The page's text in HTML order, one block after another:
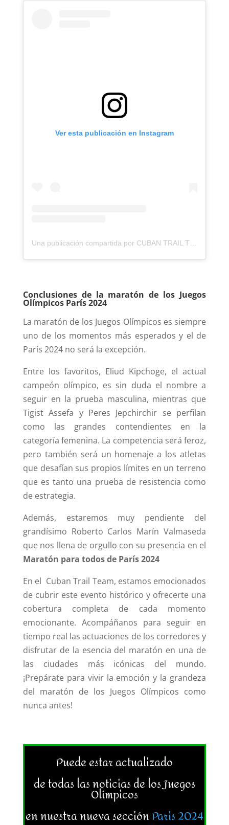
Ver esta publicación en Instagram
Conclusiones de la maratón de los Juegos
Olímpicos París 2024
La maratón de los Juegos Olímpicos es siempre
uno de los momentos más esperados y el de
París 2024 no será la excepción.
Entre los favoritos, Eliud Kipchoge, el actual
campeón olímpico, es sin duda el nombre a
seguir en la prueba masculina, mientras que
Tigist Assefa y Peres Jepchirchir se perfilan
como las grandes contendientes en la
categoría femenina. La competencia será feroz,
pero también será un homenaje a los atletas
que desafían sus propios límites en un terreno
que es tanto una prueba de resistencia como
de estrategia.
Además, estaremos muy pendiente del
grandísimo Roberto Carlos Marín Valmaseda
que nos llena de orgullo con su presencia en el
Maratón para todos de París 2024
En el Cuban Trail Team, estamos emocionados
de cubrir este evento histórico y ofrecerte una
cobertura completa de cada momento
emocionante. Acompáñanos para seguir en
tiempo real las actuaciones de los corredores y
disfrutar de la esencia del maratón en una de
las ciudades más icónicas del mundo.
¡Prepárate para vivir la emoción y la grandeza
del maratón de los Juegos Olímpicos como
nunca antes!
Puede estar actualizado
de todas las noticias de los Juegos
Olímpicos
en nuestra nueva secciónParis 2024